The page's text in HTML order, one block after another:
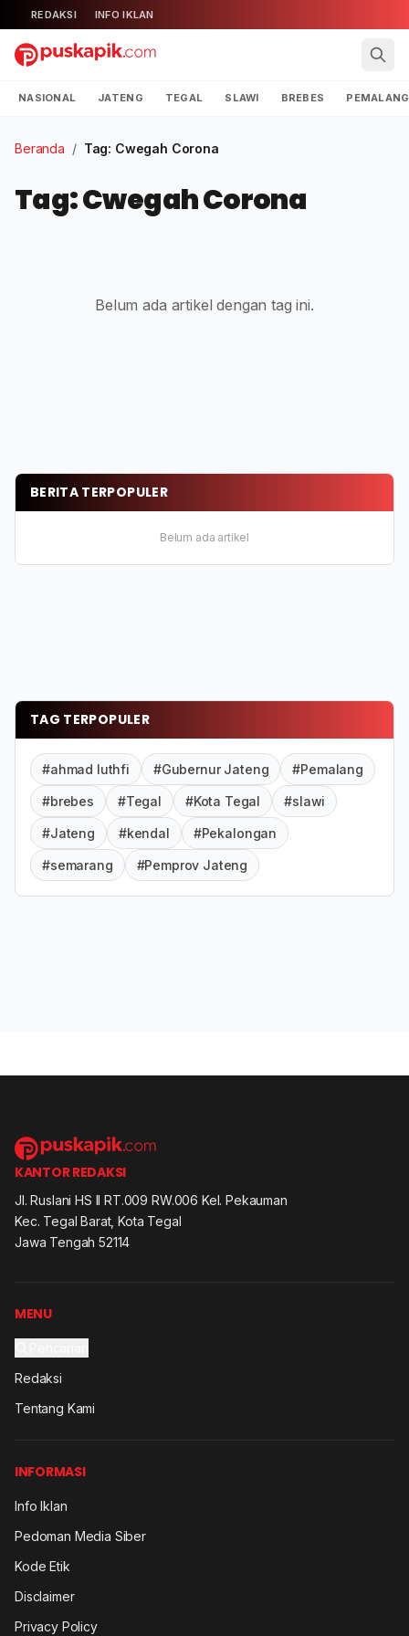
REDAKSI INFO IKLAN
NASIONAL JATENG TEGAL SLAWI BREBES PEMALANG
Beranda / Tag: Cwegah Corona
Tag: Cwegah Corona
Belum ada artikel dengan tag ini.
BERITA TERPOPULER
Belum ada artikel
TAG TERPOPULER
#ahmad luthfi #Gubernur Jateng #Pemalang
#brebes #Tegal #Kota Tegal #slawi
#Jateng #kendal #Pekalongan
#semarang #Pemprov Jateng
KANTOR REDAKSI
Jl. Ruslani HS II RT.009 RW.006 Kel. Pekauman
Kec. Tegal Barat, Kota Tegal
Jawa Tengah 52114
MENU
Redaksi
Tentang Kami
INFORMASI
Info Iklan
Pedoman Media Siber
Kode Etik
Disclaimer
Privacy Policy